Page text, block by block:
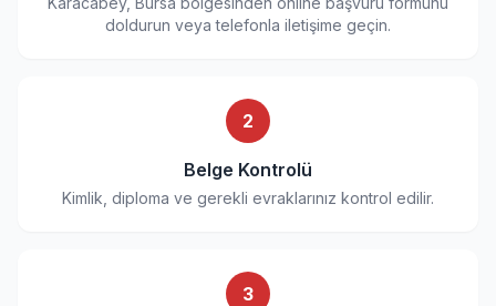
doldurun veya telefonla iletişime geçin.
2
Belge Kontrolü
Kimlik, diploma ve gerekli evraklarınız kontrol edilir.
3